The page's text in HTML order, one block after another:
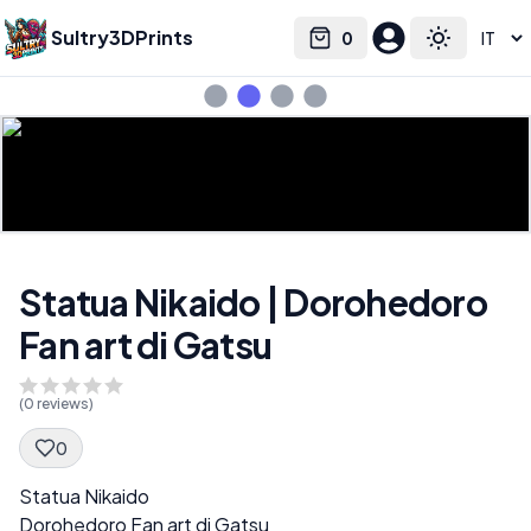
Sultry3DPrints 0
Cart Toggle
Select language
Statua Nikaido | Dorohedoro
Fan art di Gatsu
(0 reviews)
0
Spec Description
Statua Nikaido
Dorohedoro Fan art di Gatsu